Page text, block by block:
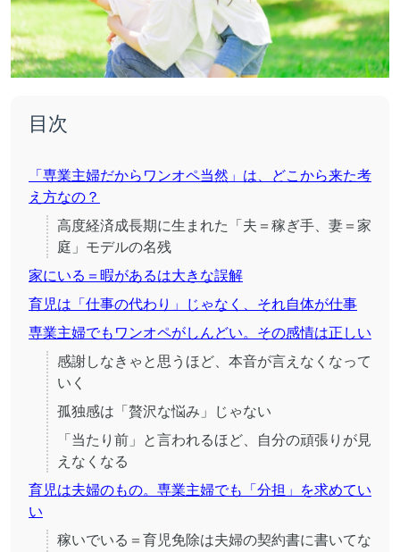
目次
「専業主婦だからワンオペ当然」は、どこから来た考
え方なの？
高度経済成長期に生まれた「夫＝稼ぎ手、妻＝家
庭」モデルの名残
家にいる＝暇があるは大きな誤解
育児は「仕事の代わり」じゃなく、それ自体が仕事
専業主婦でもワンオペがしんどい。その感情は正しい
感謝しなきゃと思うほど、本音が言えなくなって
いく
孤独感は「贅沢な悩み」じゃない
「当たり前」と言われるほど、自分の頑張りが見
えなくなる
育児は夫婦のもの。専業主婦でも「分担」を求めてい
い
稼いでいる＝育児免除は夫婦の契約書に書いてな